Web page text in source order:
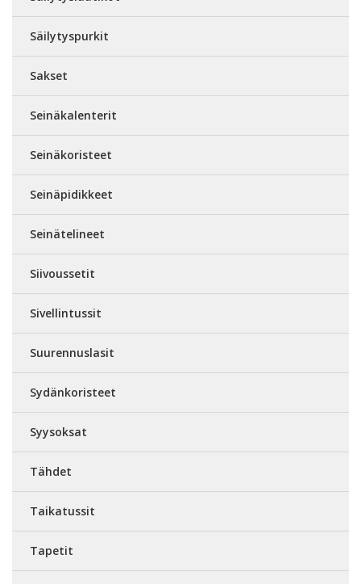
Säilytyspurkit
Sakset
Seinäkalenterit
Seinäkoristeet
Seinäpidikkeet
Seinätelineet
Siivoussetit
Sivellintussit
Suurennuslasit
Sydänkoristeet
Syysoksat
Tähdet
Taikatussit
Tapetit